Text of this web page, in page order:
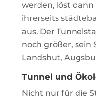
werden, löst
ihrerseits
aus. Der
noch größer, sein
Landshut,
Tunnel und
Nicht nur für die